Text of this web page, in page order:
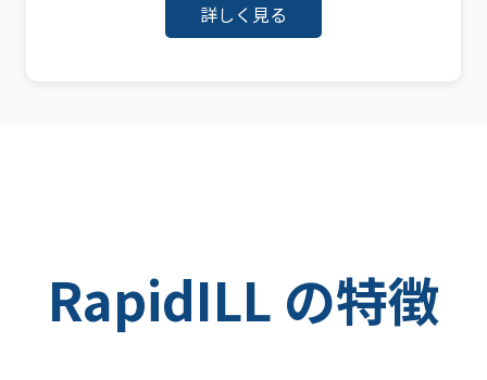
詳しく見る
RapidILL の特徴